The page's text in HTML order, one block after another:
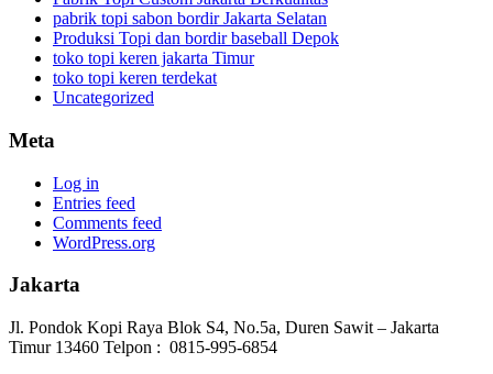
pabrik topi sabon bordir Jakarta Selatan
Produksi Topi dan bordir baseball Depok
toko topi keren jakarta Timur
toko topi keren terdekat
Uncategorized
Meta
Log in
Entries feed
Comments feed
WordPress.org
Jakarta
Jl. Pondok Kopi Raya Blok S4, No.5a, Duren Sawit – Jakarta
Timur 13460 Telpon : 0815-995-6854